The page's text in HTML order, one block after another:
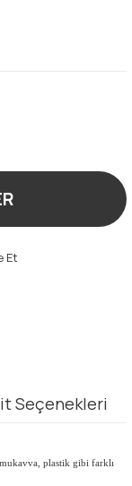
Et
Seçenekleri
plastik gibi farklı